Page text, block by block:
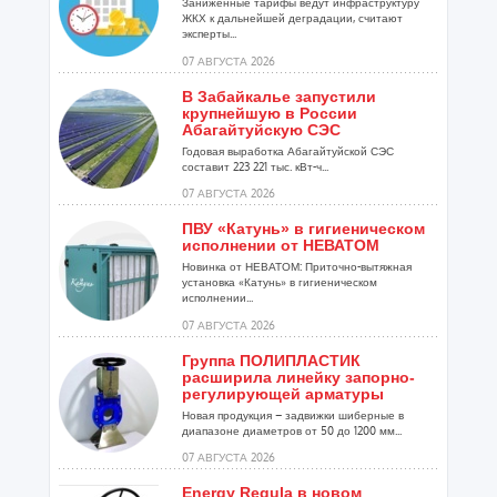
ЖКХ к дальнейшей деградации, считают
эксперты...
07 АВГУСТА 2026
В Забайкалье запустили
крупнейшую в России
Абагайтуйскую СЭС
Годовая выработка Абагайтуйской СЭС
составит 223 221 тыс. кВт-ч...
07 АВГУСТА 2026
ПВУ «Катунь» в гигиеническом
исполнении от НЕВАТОМ
Новинка от НЕВАТОМ: Приточно-вытяжная
установка «Катунь» в гигиеническом
исполнении...
07 АВГУСТА 2026
Группа ПОЛИПЛАСТИК
расширила линейку запорно-
регулирующей арматуры
Новая продукция – задвижки шиберные в
диапазоне диаметров от 50 до 1200 мм...
07 АВГУСТА 2026
Energy Regula в новом